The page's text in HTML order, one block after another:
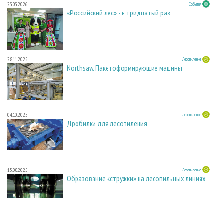
23.03.2026 События
«Российский лес» - в тридцатый раз
28.11.2025 Лесопиление
Northsaw. Пакетоформирующие машины
04.10.2025 Лесопиление
Дробилки для лесопиления
15.08.2025 Лесопиление
Образование «стружки» на лесопильных линиях